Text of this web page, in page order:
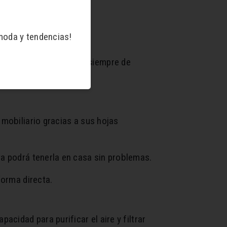
plantarlo en maceta, siempre de
gracias a sus hojas
podrá tenerla en casa sin problemas.
directa.
para purificar el aire y filtrar
y tendencias!